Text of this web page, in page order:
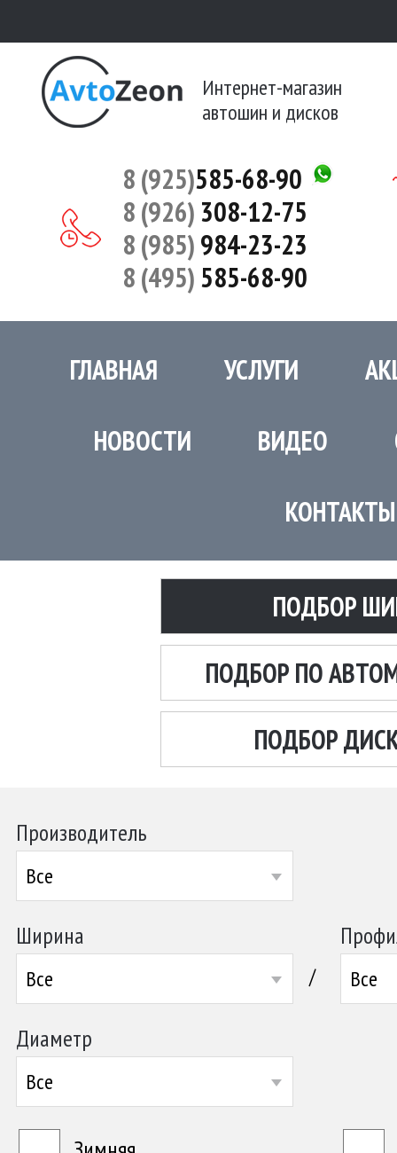
Интернет-магазин
автошин и дисков
8 (925)585-68-90
8 (926) 308-12-75
8 (985)984-23-23
8 (495)585-68-90
ГЛАВНАЯ УСЛУГИ
НОВОСТИ ВИДЕО
КОНТАКТЫ
ПОДБОР
ПОДБОР ПО
ПОДБОР
Производитель
Все
Ширина
Все / Все
Диаметр
Все